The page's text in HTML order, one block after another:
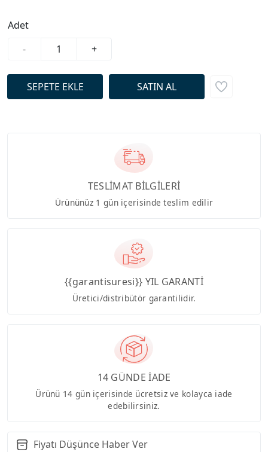
Adet
-
+
TESLİMAT BİLGİLERİ
Ürününüz 1 gün içerisinde teslim edilir
{{garantisuresi}} YIL GARANTİ
Üretici/distribütör garantilidir.
14 GÜNDE İADE
Ürünü 14 gün içerisinde ücretsiz ve kolayca iade
edebilirsiniz.
Fiyatı Düşünce Haber Ver